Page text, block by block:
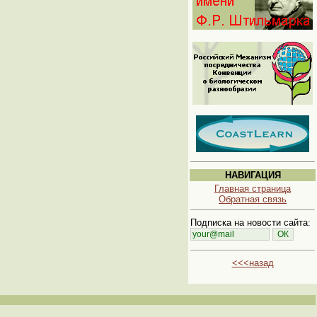
НАВИГАЦИЯ
Главная страница
Обратная связь
Подписка на новости сайта:
<<<назад